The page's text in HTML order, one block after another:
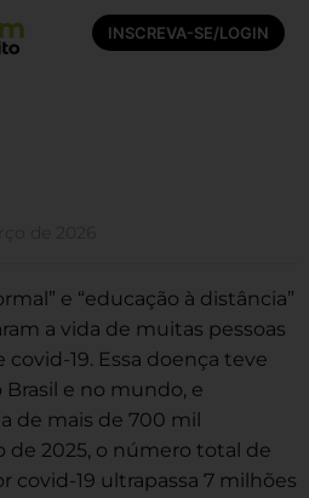
INSCREVA-SE/LOGIN
e “educação à distância”
a vida de muitas pessoas
19. Essa doença teve
e no mundo, e
de mais de 700 mil
de 2025, o número total de
covid-19 ultrapassa 7 milhões